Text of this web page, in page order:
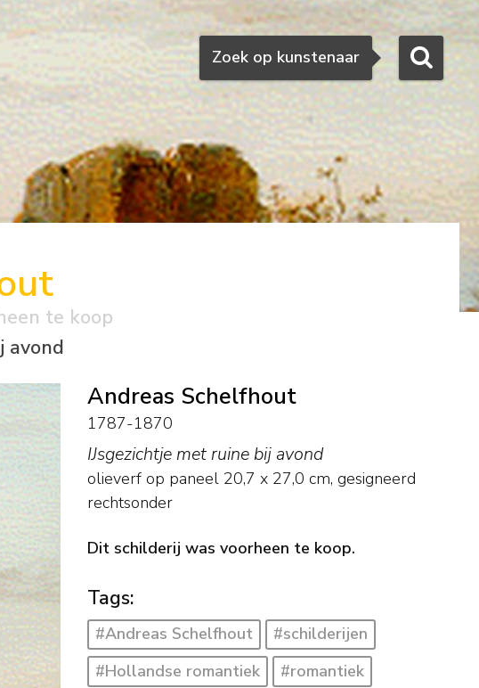
Zoeken
Zoek op kunstenaar
te koop
avond
Andreas Schelfhout
1787-1870
IJsgezichtje met ruine bij avond
olieverf op paneel 20,7 x 27,0 cm, gesigneerd
rechtsonder
Dit schilderij was voorheen te koop.
Tags:
#Andreas Schelfhout
#schilderijen
#Hollandse romantiek
#romantiek